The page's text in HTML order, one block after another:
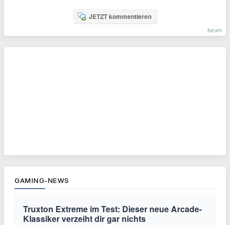
JETZT kommentieren
forum
GAMING-NEWS
Truxton Extreme im Test: Dieser neue Arcade-
Klassiker verzeiht dir gar nichts